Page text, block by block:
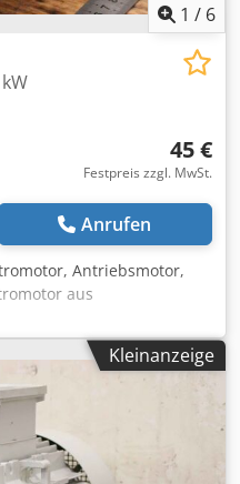
1 / 6
45 €
Festpreis zzgl. MwSt.
Anrufen
Antriebsmotor,
aus
Csdpfx Asw S Tg Tsptorf
-Welle: Ø 14 x 30 mm -
pro Stück -
Gewicht: 4,6 kg/St.
Kleinanzeige